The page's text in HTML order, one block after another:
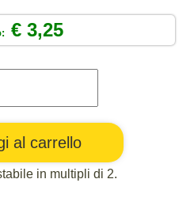
€ 3,25
in multipli di 2.